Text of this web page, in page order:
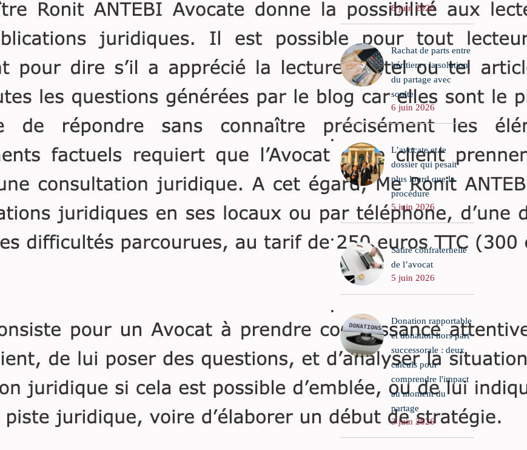
trouver un avocat
compétent. Qu’est-ce qu’un
avocat compétent ?
ministère de la santé,
sensée être dotée davantage
de pouvoirs de surveillance
qu’auparavant, une telle
crise du Lévothyrox a-t-elle
pu éclater (même si elle est
encore très sous-estimée
par les médias et l’Agence
elle-même) ?
8 juin 2026
Rachat de parts entre
héritiers : la solution
du partage avec
soulte
6 juin 2026
L’avocate et le
dossier qui pesait
plus lourd que la
procédure
5 juin 2026
Satire confraternelle
de l’avocat
5 juin 2026
Donation rapportable
et donation hors part
successorale : deux
calculs pour
comprendre l'impact
au moment du
partage
3 juin 2026